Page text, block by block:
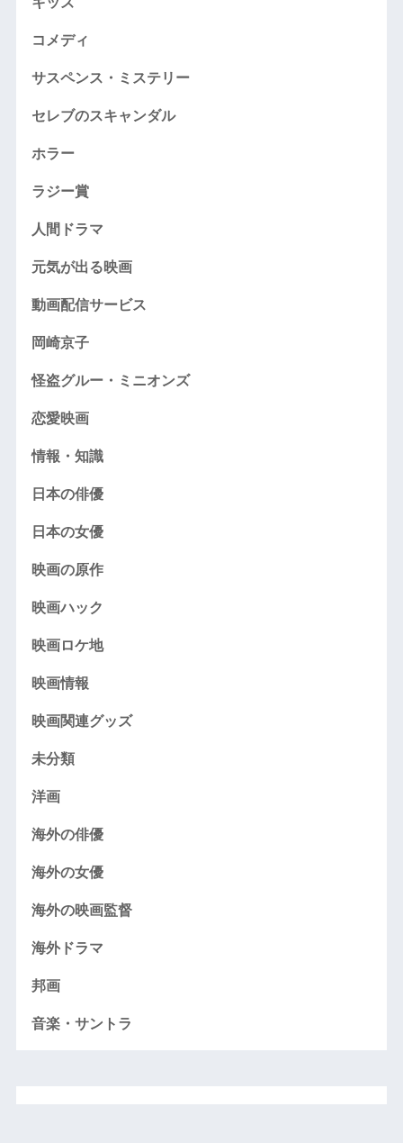
コメディ
サスペンス・ミステリー
セレブのスキャンダル
ホラー
ラジー賞
人間ドラマ
元気が出る映画
動画配信サービス
岡崎京子
怪盗グルー・ミニオンズ
恋愛映画
情報・知識
日本の俳優
日本の女優
映画の原作
映画ハック
映画ロケ地
映画情報
映画関連グッズ
未分類
洋画
海外の俳優
海外の女優
海外の映画監督
海外ドラマ
邦画
音楽・サントラ